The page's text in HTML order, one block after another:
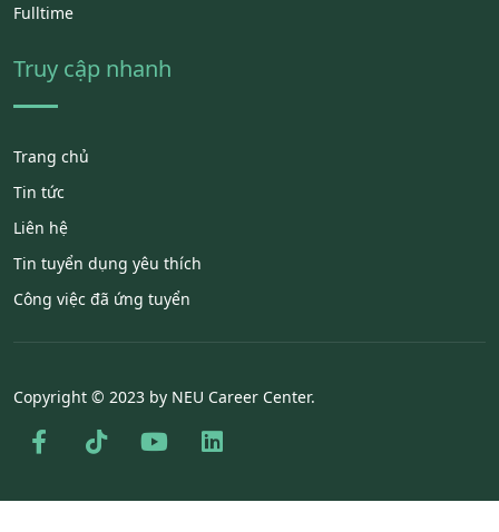
Fulltime
Truy cập nhanh
Trang chủ
Tin tức
Liên hệ
Tin tuyển dụng yêu thích
Công việc đã ứng tuyển
Copyright © 2023 by NEU Career Center.